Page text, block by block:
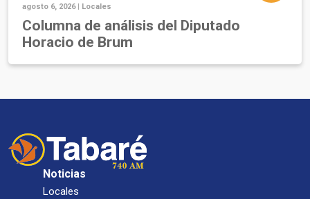
agosto 6, 2026 | Locales
Columna de análisis del Diputado
Horacio de Brum
Noticias
Locales